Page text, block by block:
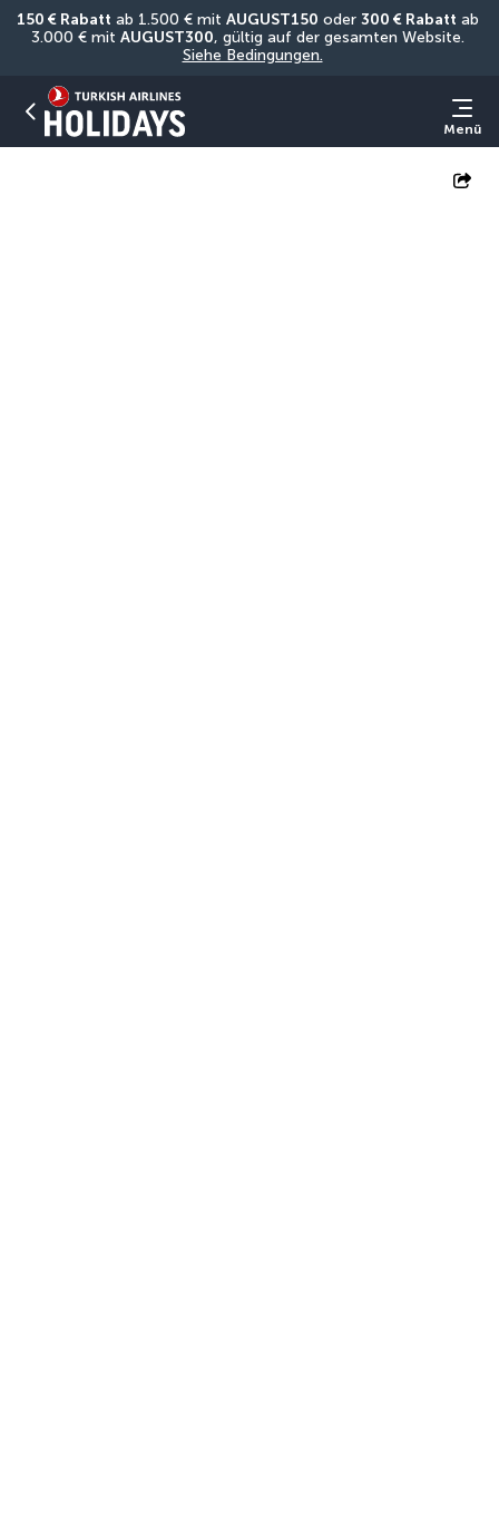
150 € Rabatt ab 1.500 € mit AUGUST150 oder 300 € Rabatt ab
3.000 € mit AUGUST300
Siehe Bedingungen.
Menü